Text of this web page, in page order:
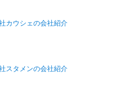
カウシェの会社紹介
スタメンの会社紹介